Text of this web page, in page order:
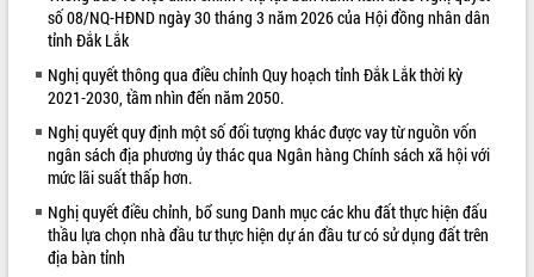
quan trọng
Triết thăm, tặng quà người có công với
cách mạng
Rà soát, hoàn thiện hệ thống thiết chế
văn hóa, thể thao đáp ứng yêu cầu
phát triển mới
Thường trực HĐND tỉnh Đắk Lắk gặp
mặt Đoàn chuyên gia y tế TP. Hồ Chí
Minh
LIÊN KẾT WEB
số 08/NQ-HĐND ngày 30 tháng 3 năm 2026 của Hội đồng nhân dân
tỉnh Đắk Lắk
Nghị quyết thông qua điều chỉnh Quy hoạch tỉnh Đắk Lắk thời kỳ
2021-2030, tầm nhìn đến năm 2050.
Nghị quyết quy định một số đối tượng khác được vay từ nguồn vốn
ngân sách địa phương ủy thác qua Ngân hàng Chính sách xã hội với
mức lãi suất thấp hơn.
Nghị quyết điều chỉnh, bổ sung Danh mục các khu đất thực hiện đấu
thầu lựa chọn nhà đầu tư thực hiện dự án đầu tư có sử dụng đất trên
địa bàn tỉnh